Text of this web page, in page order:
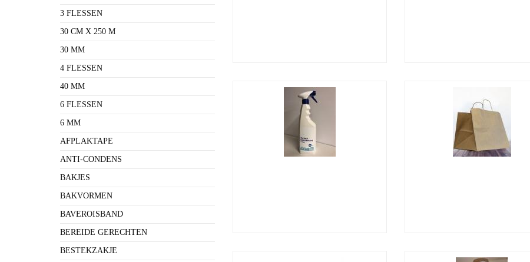
3 FLESSEN
30 CM X 250 M
30 MM
4 FLESSEN
40 MM
6 FLESSEN
6 MM
AFPLAKTAPE
ANTI-CONDENS
BAKJES
BAKVORMEN
BAVEROISBAND
BEREIDE GERECHTEN
BESTEKZAKJE